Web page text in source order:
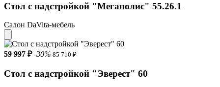
Стол с надстройкой "Мегаполис" 55.26.1
Салон DaVita-мебель
59 997 ₽ -30% 85 710 ₽
Стол с надстройкой "Эверест" 60